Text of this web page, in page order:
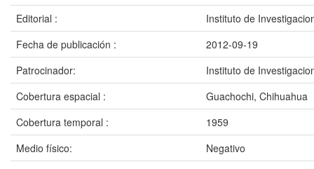
Editorial :
Instituto de
Fecha de publicación :
2012-09-19
Patrocinador:
Instituto de
Cobertura espacial :
Guachochi, Chihuahua
Cobertura temporal :
1959
Medio físico:
Negativo